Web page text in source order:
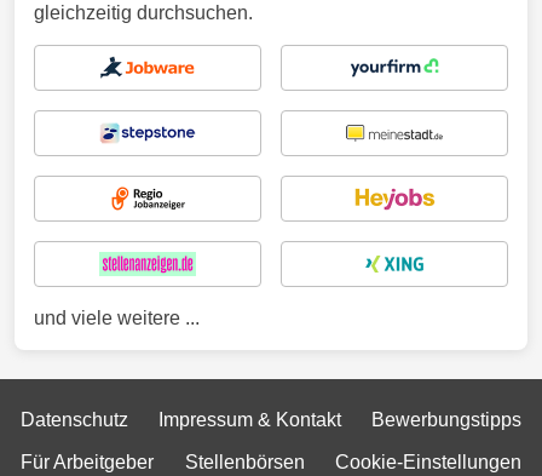
gleichzeitig durchsuchen.
und viele weitere ...
Datenschutz Impressum & Kontakt Bewerbungstipps
Für Arbeitgeber Stellenbörsen Cookie-Einstellungen